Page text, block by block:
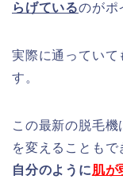
らげているのがポ
実際に通っていて
す。
この最新の脱毛
を変えることもで
自分のように肌が